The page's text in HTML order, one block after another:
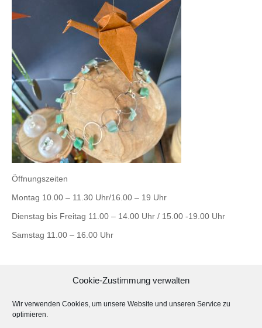
Cookie-Zustimmung verwalten
Wir verwenden Cookies, um unsere Website und unseren Service zu
optimieren.
Imke Jörns
Öffnungszeiten
Montag 10.00 – 11.30 Uhr/16.00 – 19 Uhr
Dienstag bis Freitag 11.00 – 14.00 Uhr / 15.00 -19.00 Uhr
Samstag 11.00 – 16.00 Uhr
Ateliergemeinschaft ultramaringelb
Görlitzer Str. 23 HH